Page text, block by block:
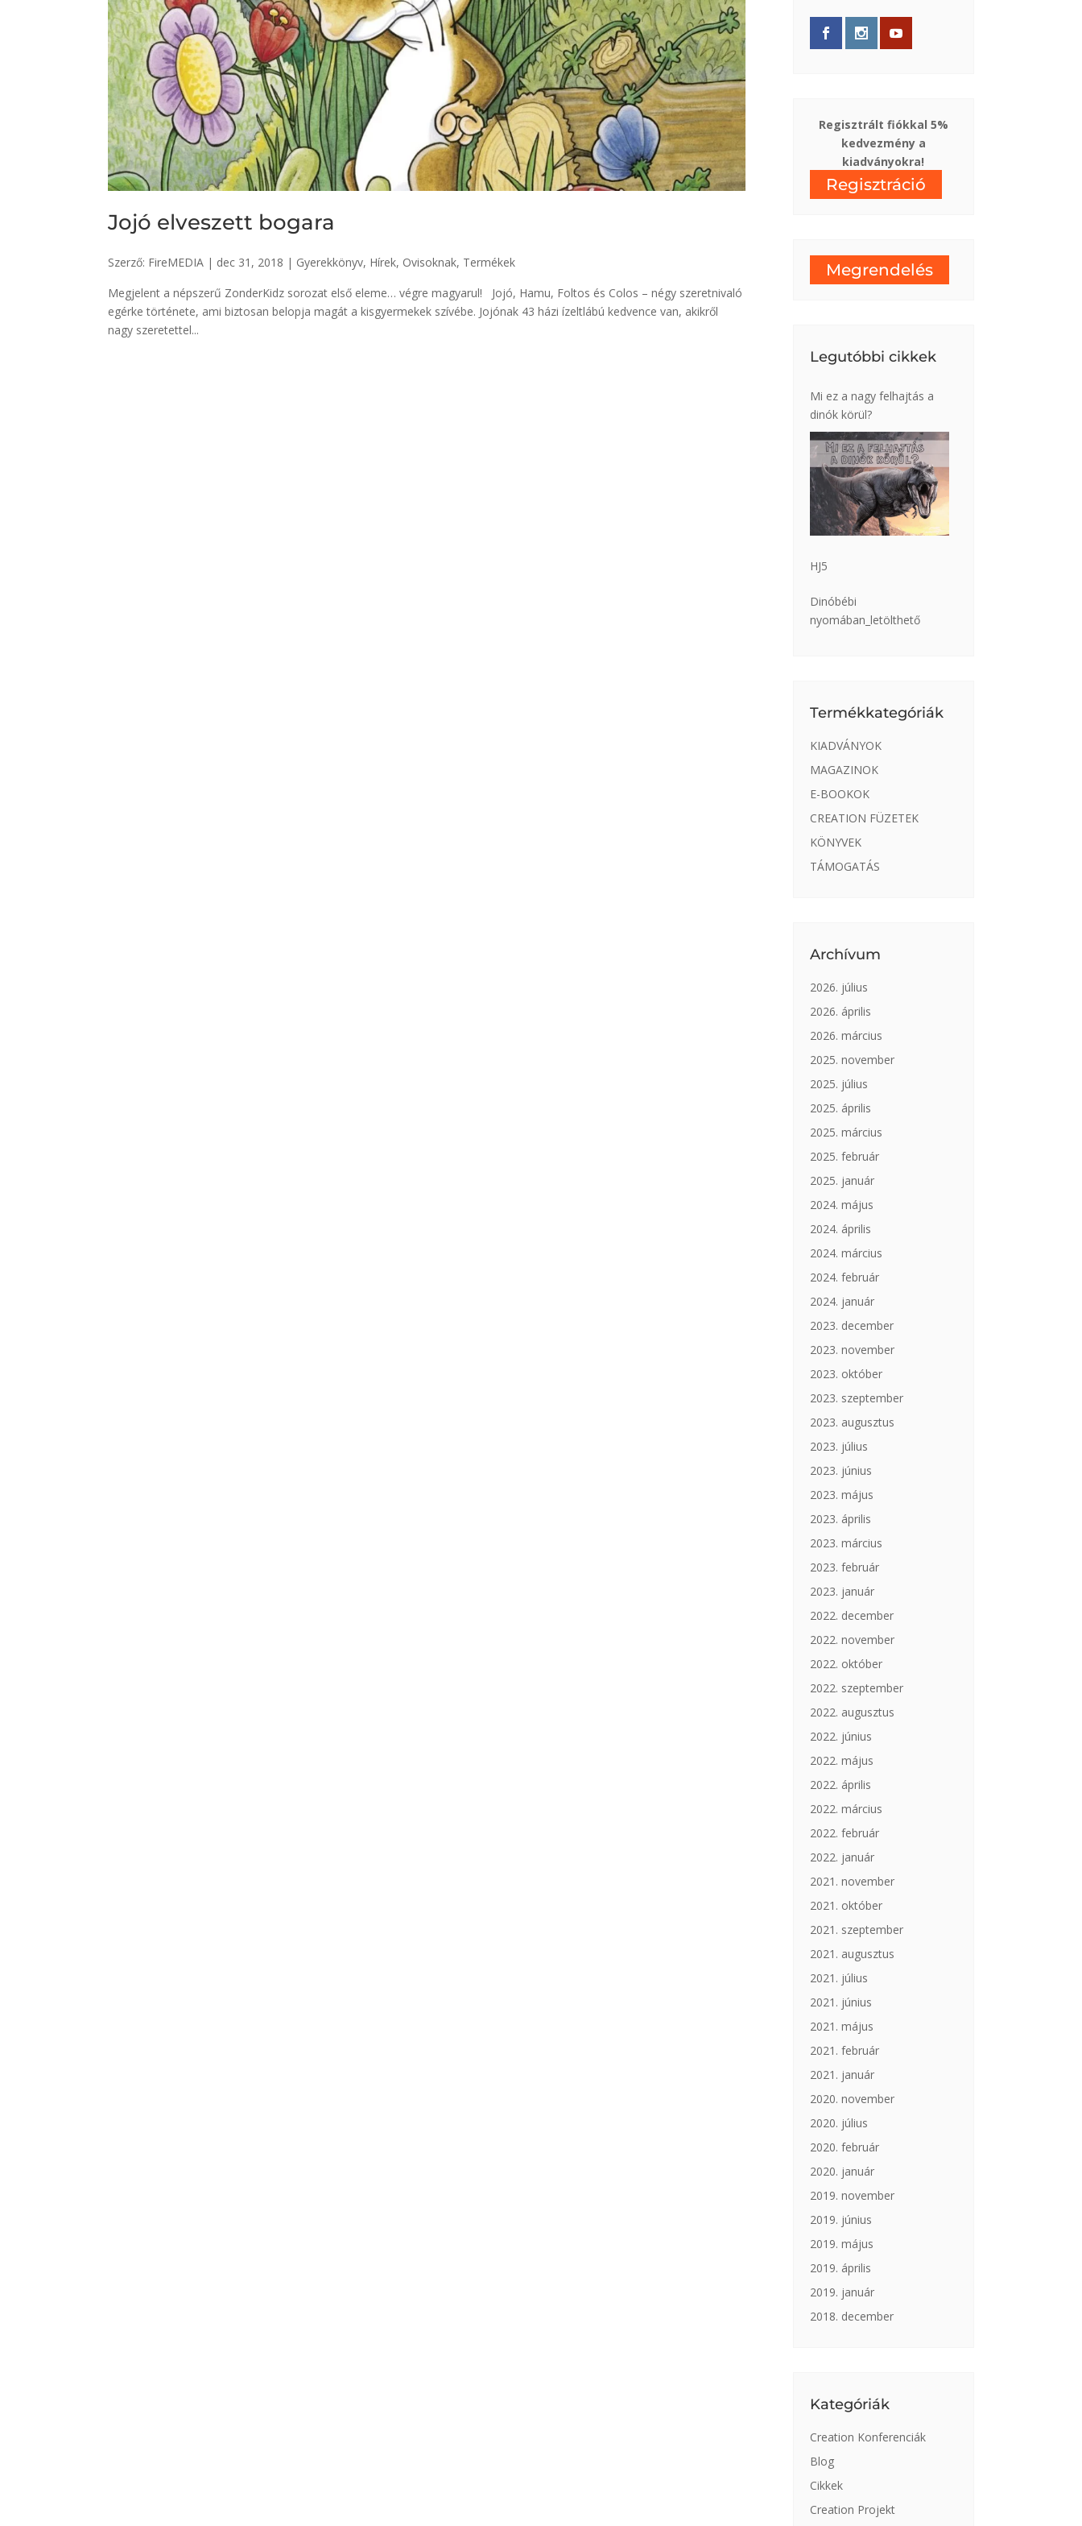
Jojó elveszett bogara
Szerző: FireMEDIA | dec 31, 2018 | Gyerekkönyv, Hírek, Ovisoknak, Termékek
Megjelent a népszerű ZonderKidz sorozat első eleme… végre magyarul! Jojó, Hamu, Foltos és Colos – négy szeretnivaló
egérke története, ami biztosan belopja magát a kisgyermekek szívébe. Jojónak 43 házi ízeltlábú kedvence van, akikről
nagy szeretettel...
Regisztrált fiókkal 5%
kedvezmény a
kiadványokra!
Regisztráció
Megrendelés
Legutóbbi cikkek
Mi ez a nagy felhajtás a
dinók körül?
HJ5
Dinóbébi
nyomában_letölthető
Termékkategóriák
KIADVÁNYOK
MAGAZINOK
E-BOOKOK
CREATION FÜZETEK
KÖNYVEK
TÁMOGATÁS
Archívum
2026. július
2026. április
2026. március
2025. november
2025. július
2025. április
2025. március
2025. február
2025. január
2024. május
2024. április
2024. március
2024. február
2024. január
2023. december
2023. november
2023. október
2023. szeptember
2023. augusztus
2023. július
2023. június
2023. május
2023. április
2023. március
2023. február
2023. január
2022. december
2022. november
2022. október
2022. szeptember
2022. augusztus
2022. június
2022. május
2022. április
2022. március
2022. február
2022. január
2021. november
2021. október
2021. szeptember
2021. augusztus
2021. július
2021. június
2021. május
2021. február
2021. január
2020. november
2020. július
2020. február
2020. január
2019. november
2019. június
2019. május
2019. április
2019. január
2018. december
Kategóriák
Creation Konferenciák
Blog
Cikkek
Creation Projekt